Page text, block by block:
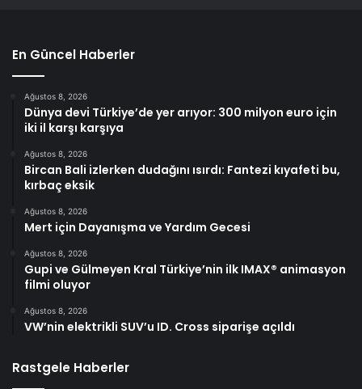
En Güncel Haberler
Ağustos 8, 2026
Dünya devi Türkiye’de yer arıyor: 300 milyon euro için
iki il karşı karşıya
Ağustos 8, 2026
Bircan Bali izlerken dudağını ısırdı: Fantezi kıyafeti bu,
kırbaç eksik
Ağustos 8, 2026
Mert için Dayanışma ve Yardım Gecesi
Ağustos 8, 2026
Gupi ve Gülmeyen Kral Türkiye’nin ilk IMAX® animasyon
filmi oluyor
Ağustos 8, 2026
VW’nin elektrikli SUV’u ID. Cross siparişe açıldı
Rastgele Haberler